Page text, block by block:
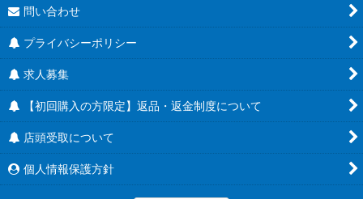
問い合わせ
プライバシーポリシー
求人募集
【初回購入の方限定】返品・返金制度について
店頭受取について
個人情報保護方針